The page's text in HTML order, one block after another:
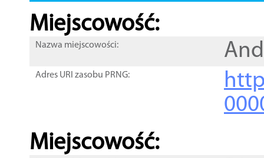
Miejscowość:
Nazwa miejscowości:
Adres URI zasobu PRNG:
Miejscowość: